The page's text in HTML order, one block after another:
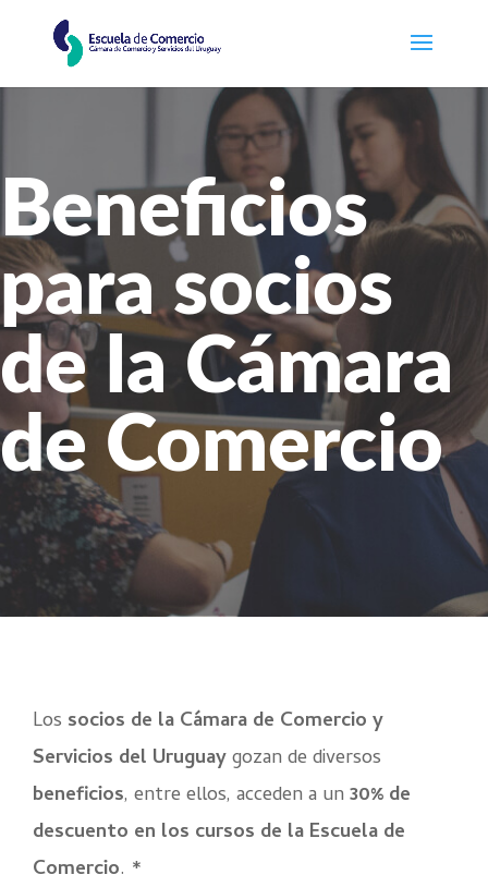
Beneficios
para socios
de la Cámara
de Comercio
Los socios de la Cámara de Comercio y
Servicios del Uruguaygozan de diversos
beneficios, entre ellos, acceden a un 30% de
descuento en los cursos de la Escuela de
Comercio. *